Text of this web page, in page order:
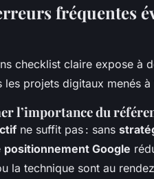
fréquentes
checklist claire expose à
les projets digitaux menés
l’importance du
ne suffit pas : sans
positionnement Google
la technique sont au